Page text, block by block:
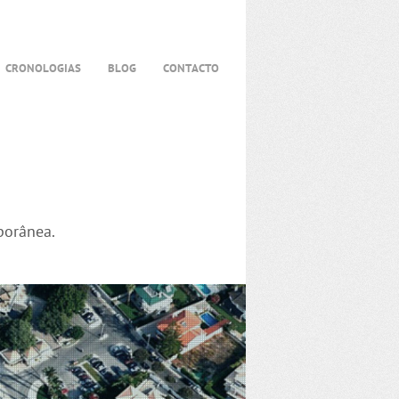
CRONOLOGIAS BLOG CONTACTO